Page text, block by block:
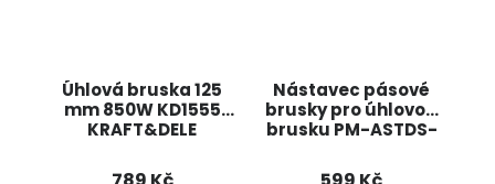
Úhlová bruska 125
mm 850W KD1555
KRAFT&DELE
Nástavec pásové
brusky pro úhlovou
brusku PM-ASTDS-